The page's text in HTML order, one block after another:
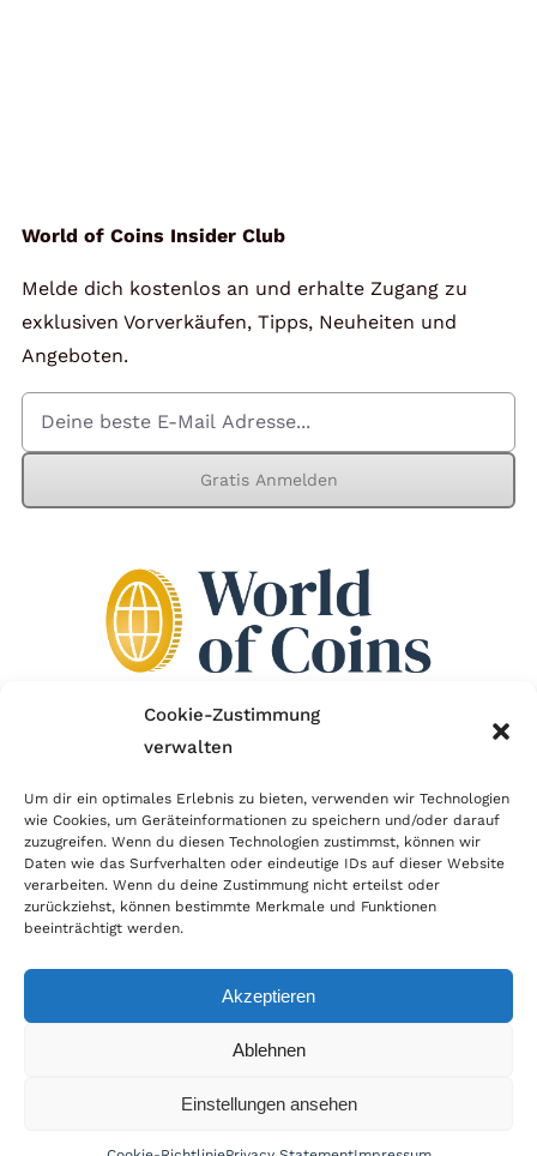
Cookie-Zustimmung
verwalten
Um dir ein optimales Erlebnis zu bieten, verwenden wir Technologien
wie Cookies, um Geräteinformationen zu speichern und/oder darauf
zuzugreifen. Wenn du diesen Technologien zustimmst, können wir
Daten wie das Surfverhalten oder eindeutige IDs auf dieser Website
verarbeiten. Wenn du deine Zustimmung nicht erteilst oder
zurückziehst, können bestimmte Merkmale und Funktionen
beeinträchtigt werden.
Akzeptieren
Ablehnen
Einstellungen ansehen
World of Coins Insider Club
Melde dich kostenlos an und erhalte Zugang zu
exklusiven Vorverkäufen, Tipps, Neuheiten und
Angeboten.
Gratis Anmelden
Der Händlerbund setzt sich für sicheren und
erfolgreichen E-Commerce ein. Auch wir sind wie
viele Onlineshops im Netz Mitglied im Händlerbund
und unterstützen fairen Onlinehandel.
Widerruf|Zahlung & Versand